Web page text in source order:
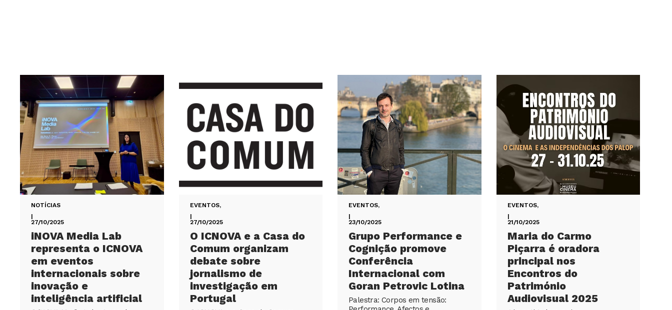
NOTÍCIAS
|
27/10/2025
iNOVA Media Lab
representa o ICNOVA
em eventos
internacionais sobre
inovação e
inteligência artificial
EVENTOS,
|
27/10/2025
O ICNOVA e a Casa do
Comum organizam
debate sobre
jornalismo de
investigação em
Portugal
EVENTOS,
|
23/10/2025
Grupo Performance e
Cognição promove
Conferência
Internacional com
Goran Petrovic Lotina
Palestra: Corpos em tensão:
EVENTOS,
|
21/10/2025
Maria do Carmo
Piçarra é oradora
principal nos
Encontros do
Património
Audiovisual 2025